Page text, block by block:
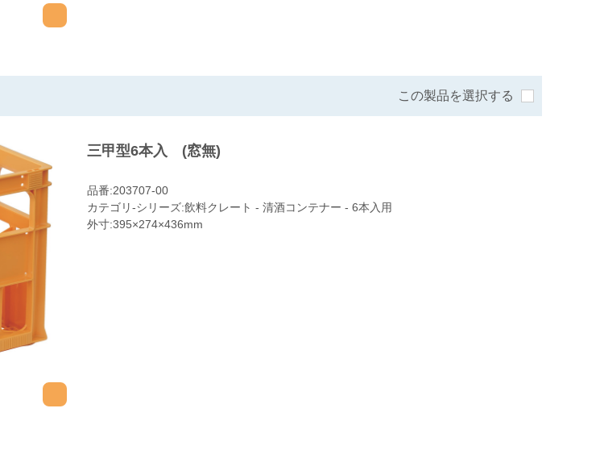
この製品を選択する
三甲型6本入 (窓無)
品番:203707-00
カテゴリ-シリーズ:飲料クレート - 清酒コンテナー - 6本入用
外寸:395×274×436mm